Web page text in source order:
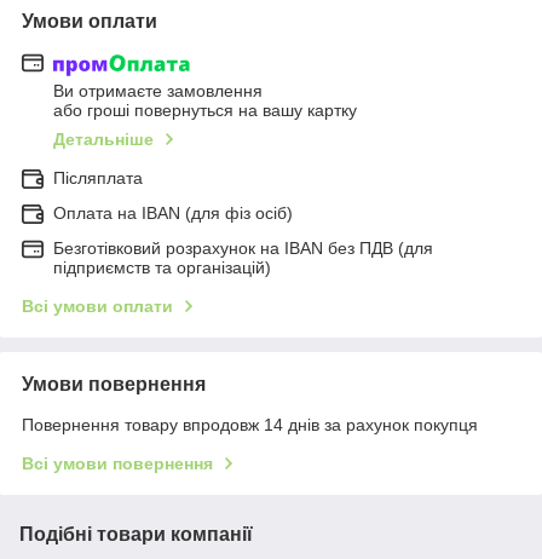
Умови оплати
Ви отримаєте замовлення
або гроші повернуться на вашу картку
Детальніше
Післяплата
Оплата на IBAN (для фіз осіб)
Безготівковий розрахунок на IBAN без ПДВ (для
підприємств та організацій)
Всі умови оплати
Умови повернення
Повернення товару впродовж 14 днів за рахунок покупця
Всі умови повернення
Подібні товари компанії